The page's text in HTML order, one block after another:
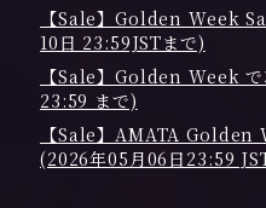
【Sale】Golden Week
10日 23:59JSTまで)
【Sale】Golden Week
23:59 まで)
【Sale】AMATA Golden
(2026年05月06日23:59